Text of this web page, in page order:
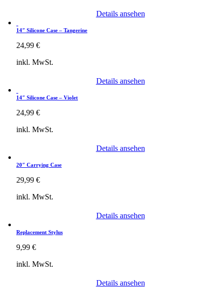
Details ansehen
14″ Silicone Case – Tangerine
24,99 €
inkl. MwSt.
Details ansehen
14″ Silicone Case – Violet
24,99 €
inkl. MwSt.
Details ansehen
20″ Carrying Case
29,99 €
inkl. MwSt.
Details ansehen
Replacement Stylus
9,99 €
inkl. MwSt.
Details ansehen